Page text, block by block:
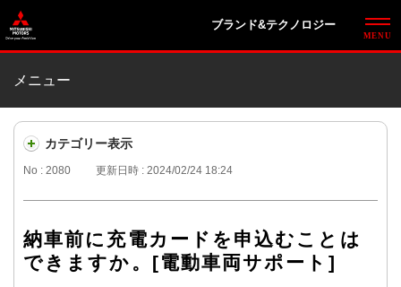
ブランド&テクノロジー
メニュー
カテゴリー表示
No : 2080 更新日時 : 2024/02/24 18:24
納車前に充電カードを申込むことは
できますか。[電動車両サポート]